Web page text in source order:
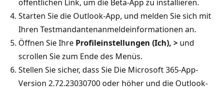
öffentlichen Link, um die Beta-App zu installieren.
Starten Sie die Outlook-App, und melden Sie sich mit
Ihren Testmandantenanmeldeinformationen an.
Öffnen Sie Ihre Profileinstellungen (Ich), > und
scrollen Sie zum Ende des Menüs.
Stellen Sie sicher, dass Sie Die Microsoft 365-App-
Version 2.72.23030700 oder höher und die Outlook-